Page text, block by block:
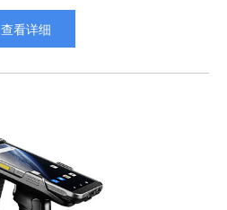
查看详细